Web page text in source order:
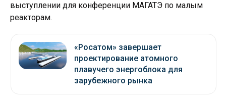
выступлении для конференции МАГАТЭ по малым
реакторам.
«Росатом» завершает
проектирование атомного
плавучего энергоблока для
зарубежного рынка